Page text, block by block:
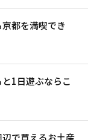
京都を満喫でき
と1日遊ぶならこ
辺で買えるお土産